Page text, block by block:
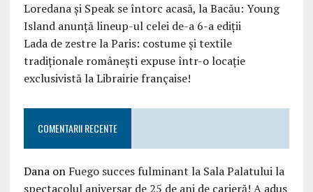
Loredana și Speak se întorc acasă, la Bacău: Young
Island anunță lineup-ul celei de-a 6-a ediții
Lada de zestre la Paris: costume și textile
tradiționale românești expuse într-o locație
exclusivistă la Librairie française!
COMENTARII RECENTE
Danaon Fuego succes fulminant la Sala Palatului la
spectacolul aniversar de 25 de ani de carieră! A adus